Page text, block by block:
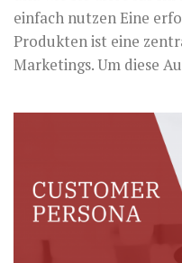
einfach nutzen Eine
Produkten ist eine
Marketings. Um diese